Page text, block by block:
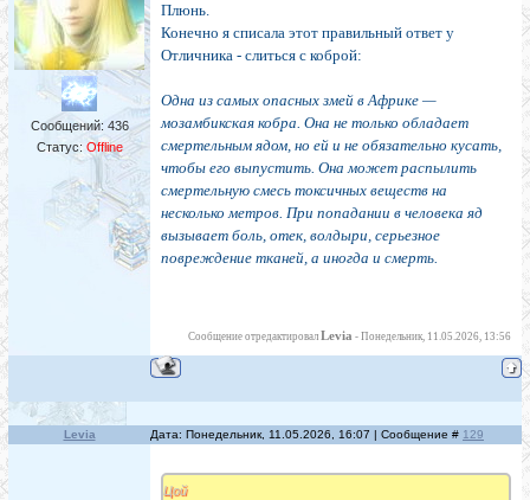
Сообщений: 436
Статус: Offline
Плюнь.
Конечно я списала этот правильный ответ у
Отличника - слиться с коброй:
Одна из самых опасных змей в Африке —
мозамбикская кобра. Она не только обладает
смертельным ядом, но ей и не обязательно кусать,
чтобы его выпустить. Она может распылить
смертельную смесь токсичных веществ на
несколько метров. При попадании в человека яд
вызывает боль, отек, волдыри, серьезное
повреждение тканей, а иногда и смерть.
Сообщение отредактировал Levia - Понедельник, 11.05.2026, 13:56
Levia Дата: Понедельник, 11.05.2026, 16:07 | Сообщение # 129
Цой